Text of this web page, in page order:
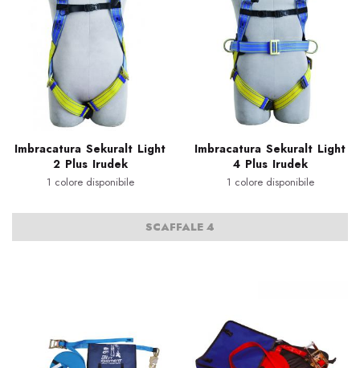
Imbracatura Sekuralt Light
2 Plus Irudek
1 colore disponibile
Imbracatura Sekuralt Light
4 Plus Irudek
1 colore disponibile
SCAFFALE 4